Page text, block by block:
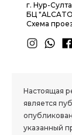
г. Нур-
БЦ
Схема
Настоящая
является
указанный